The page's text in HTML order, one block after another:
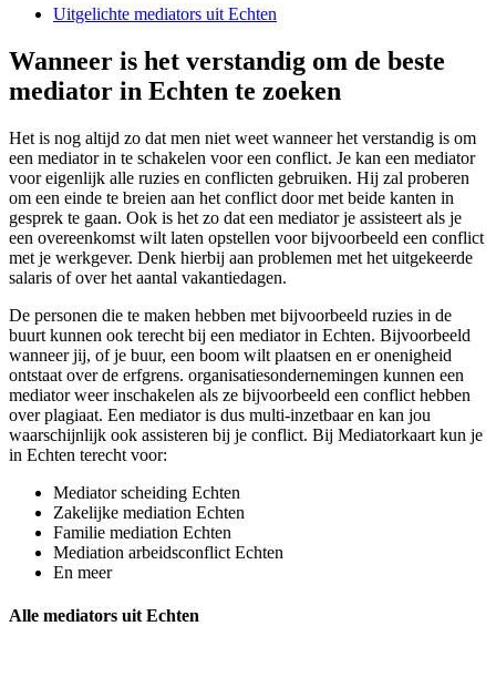
Uitgelichte mediators uit Echten
Wanneer is het verstandig om de beste
mediator in Echten te zoeken
Het is nog altijd zo dat men niet weet wanneer het verstandig is om
een mediator in te schakelen voor een conflict. Je kan een mediator
voor eigenlijk alle ruzies en conflicten gebruiken. Hij zal proberen
om een einde te breien aan het conflict door met beide kanten in
gesprek te gaan. Ook is het zo dat een mediator je assisteert als je
een overeenkomst wilt laten opstellen voor bijvoorbeeld een conflict
met je werkgever. Denk hierbij aan problemen met het uitgekeerde
salaris of over het aantal vakantiedagen.
De personen die te maken hebben met bijvoorbeeld ruzies in de
buurt kunnen ook terecht bij een mediator in Echten. Bijvoorbeeld
wanneer jij, of je buur, een boom wilt plaatsen en er onenigheid
ontstaat over de erfgrens. organisatiesondernemingen kunnen een
mediator weer inschakelen als ze bijvoorbeeld een conflict hebben
over plagiaat. Een mediator is dus multi-inzetbaar en kan jou
waarschijnlijk ook assisteren bij je conflict. Bij Mediatorkaart kun je
in Echten terecht voor:
Mediator scheiding Echten
Zakelijke mediation Echten
Familie mediation Echten
Mediation arbeidsconflict Echten
En meer
Alle mediators uit Echten